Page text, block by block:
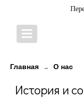
Главная → О нас
История и